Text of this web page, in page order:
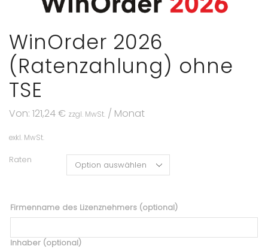
WinOrder 2026
(Ratenzahlung) ohne
TSE
Von: 121,24€ zzgl. MwSt. / Monat
exkl. MwSt.
Raten
Firmenname des Lizenznehmers (optional)
Inhaber (optional)